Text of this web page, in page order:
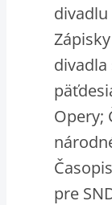
divadlu
divadla
Opery;
pre